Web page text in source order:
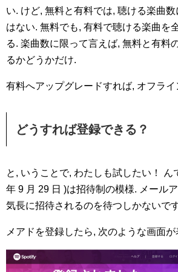
い. けど, 無料と有料では, 聴ける楽曲
はない. 無料でも, 有料で聴ける楽曲を
る. 楽曲数に限って言えば, 無料と有料
るかどうかだけ.
有料へアップグレードすれば, オフラ
どうすれば登録できる？
と, いうことで, わたしも試したい！ ん
年 9 月 29 日 )は招待制の模様. メール
気長に招待されるのを待つしかないで
メアドを登録したら, 次のような画面